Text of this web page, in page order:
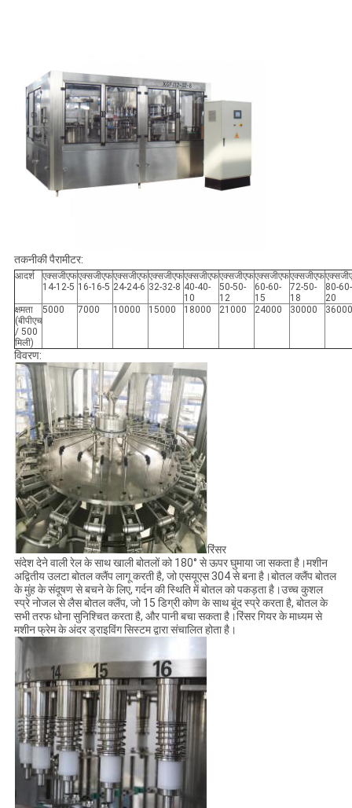
तकनीकी पैरामीटर:
आदर्श
एक्सजीएफ
14-12-5
एक्सजीएफ
16-16-5
एक्सजीएफ
24-24-6
एक्सजीएफ
32-32-8
एक्सजीएफ
40-40-
10
एक्सजीएफ
50-50-
12
एक्सजीएफ
60-60-
15
एक्सजीएफ
72-50-
18
80-60-
20
क्षमता
(बीपीएच
/ 500
मिली)
5000 7000 10000 15000 18000 21000 24000 30000 36000
विवरण:
रिंसर
संदेश देने वाली रेल के साथ खाली बोतलों को 180° से ऊपर घुमाया जा सकता है।मशीन
अद्वितीय उलटा बोतल क्लैंप लागू करती है, जो एसयूएस 304 से बना है।बोतल क्लैंप बोतल
के मुंह के संदूषण से बचने के लिए, गर्दन की स्थिति में बोतल को पकड़ता है।उच्च कुशल
स्प्रे नोजल से लैस बोतल क्लैंप, जो 15 डिग्री कोण के साथ बूंद स्प्रे करता है, बोतल के
सभी तरफ धोना सुनिश्चित करता है, और पानी बचा सकता है।रिंसर गियर के माध्यम से
मशीन फ्रेम के अंदर ड्राइविंग सिस्टम द्वारा संचालित होता है।